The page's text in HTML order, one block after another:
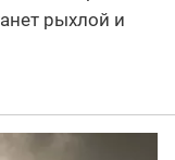
рыхлой и